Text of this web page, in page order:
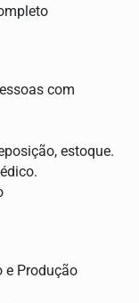
com
estoque.
e Produção